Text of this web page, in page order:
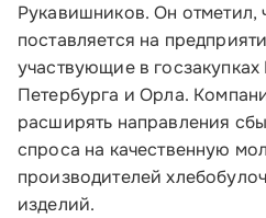
Рукавишников. Он отметил,
поставляется на
участвующие в
Петербурга и Орла.
расширять направления
спроса на качественную
производителей
изделий.